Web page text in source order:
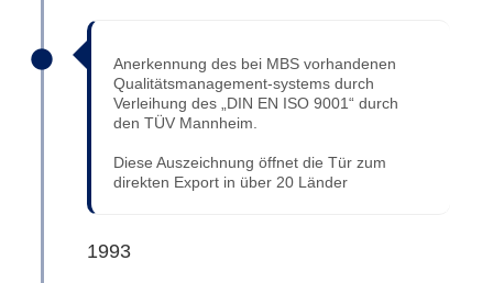
Anerkennung des bei MBS vorhandenen
Qualitätsmanagement-systems durch
Verleihung des „DIN EN ISO 9001“ durch
den TÜV Mannheim.
Diese Auszeichnung öffnet die Tür zum
direkten Export in über 20 Länder
1993